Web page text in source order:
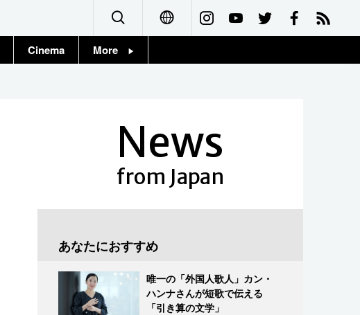
Français
Cinema More
News
from Japan
あなたにおすすめ
唯一の「外国人歌人」カン・
ハンナさんが短歌で伝える
「引き算の文学」